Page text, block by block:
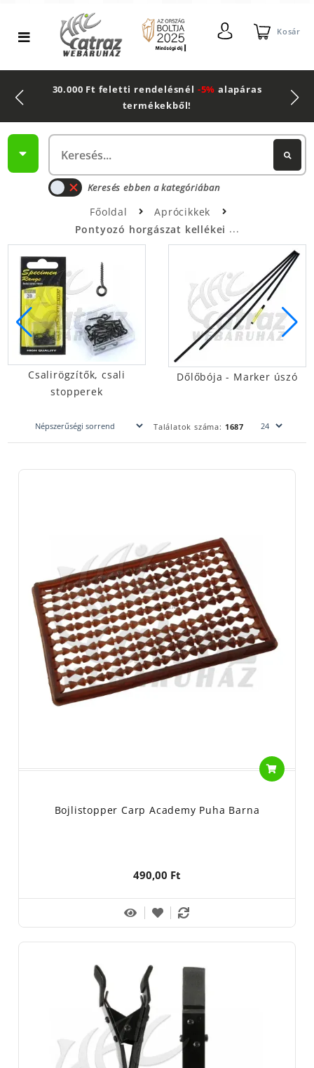
Kosár
30.000 Ft feletti rendelésnél -5% alapáras
termékekből!
Keresés ebben a kategóriában
Főoldal
Aprócikkek
Pontyozó horgászat kellékei
Dőlőbója - Marker úszó
Etetőrakéta - Spomb
Találatok száma: 1687
Bojlistopper Carp Academy Puha Barna
490,00 Ft